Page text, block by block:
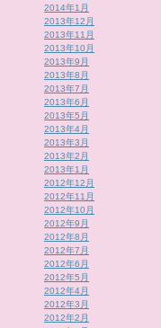
2014年1月
2013年12月
2013年11月
2013年10月
2013年9月
2013年8月
2013年7月
2013年6月
2013年5月
2013年4月
2013年3月
2013年2月
2013年1月
2012年12月
2012年11月
2012年10月
2012年9月
2012年8月
2012年7月
2012年6月
2012年5月
2012年4月
2012年3月
2012年2月